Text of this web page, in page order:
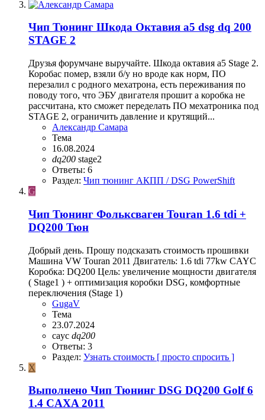
Чип Тюнинг Шкода Октавия а5 dsg dq 200
STAGE 2
Друзья форумчане выручайте. Шкода октавия а5 Stage 2.
Коробас помер, взяли б/у но вроде как норм, ПО
перезалил с родного мехатрона, есть переживания по
поводу того, что ЭБУ двигателя прошит а коробка не
рассчитана, кто сможет переделать ПО мехатроника под
STAGE 2, ограничить давление и крутящий...
Александр Самара
Тема
16.08.2024
dq200 stage2
Ответы: 6
Раздел: Чип тюнинг АКПП / DSG PowerShift
G
Чип Тюнинг Фольксваген Touran 1.6 tdi +
DQ200 Тюн
Добрый день. Прошу подсказать стоимость прошивки
Машина VW Touran 2011 Двигатель: 1.6 tdi 77kw CAYC
Коробка: DQ200 Цель: увеличение мощности двигателя
( Stage1 ) + оптимизация коробки DSG, комфортные
переключения (Stage 1)
GugaV
Тема
23.07.2024
cayc dq200
Ответы: 3
Раздел: Узнать стоимость [ просто спросить ]
X
Выполнено Чип Тюнинг DSG DQ200 Golf 6
1.4 CAXA 2011